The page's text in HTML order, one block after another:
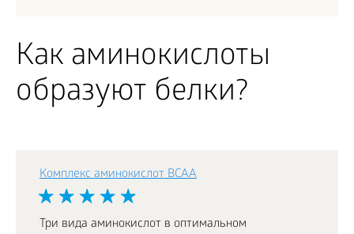
Как аминокислоты
образуют белки?
Комплекс аминокислот BCAA
Три вида аминокислот в оптимальном